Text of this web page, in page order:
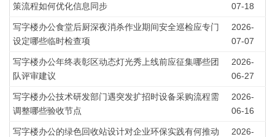
策流程如何优化信息同步
07-18
写字楼办公食堂后厨深夜消杀作业期间安全巡检应专门
设定哪些临时检查项
2026-
07-07
写字楼办公年终表彰区动态灯光秀上线前应征集哪些团
队评审建议
2026-
06-27
写字楼办公技术研发部门遇突发扩招时设备采购流程需
调整哪些验收节点
2026-
06-16
写字楼办公的绿色回收站设计对企业环保实践有何推动
2026-